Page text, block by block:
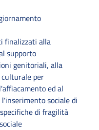
finalizzati alla
supporto
genitoriali, alla
per
ed al
sociale di
di fragilità